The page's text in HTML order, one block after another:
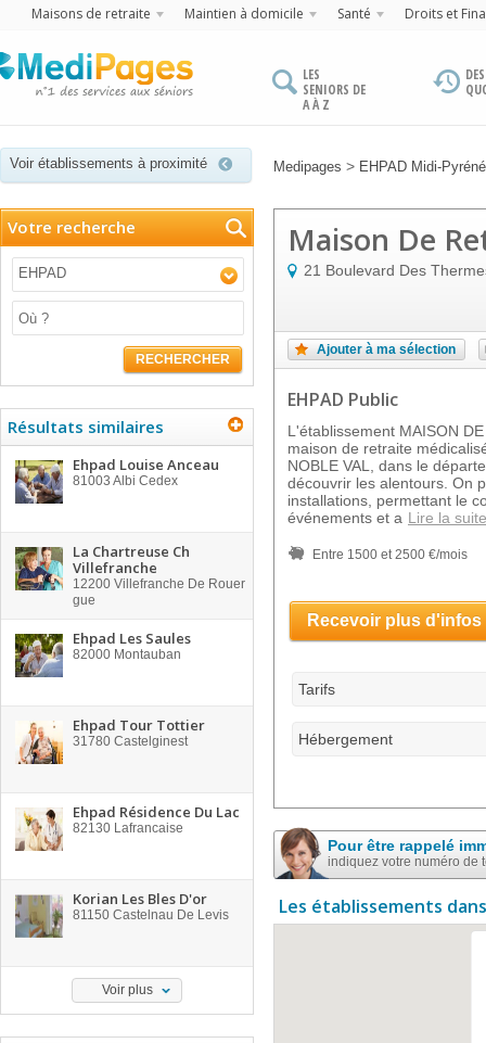
Maisons de retraite Maintien à domicile Santé Droits et
LES
SENIORS DE
A À Z
Voir établissements à proximité Medipages > EHPAD Midi-
Votre recherche
EHPAD
RECHERCHER
Résultats similaires
Ehpad Louise Anceau
81003 Albi Cedex
La Chartreuse Ch
Villefranche
12200 Villefranche De Rouer
gue
Ehpad Les Saules
82000 Montauban
Ehpad Tour Tottier
31780 Castelginest
Ehpad Résidence Du Lac
82130 Lafrancaise
Korian Les Bles D'or
81150 Castelnau De Levis
Voir plus
Maison De
21 Boulevard Des
Ajouter à ma sélection
EHPAD Public
L'établissement MAISON
maison de retraite
NOBLE VAL, dans le
découvrir les alentours. On
installations, permettant le
événements et a Lire la suite
Entre 1500 et 2500 €/mois
Recevoir plus d'infos
Tarifs
Hébergement
Pour être rappelé
indiquez votre numéro de
Les établissements